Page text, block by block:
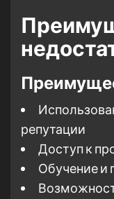
репутации
Доступ к
Обучение и